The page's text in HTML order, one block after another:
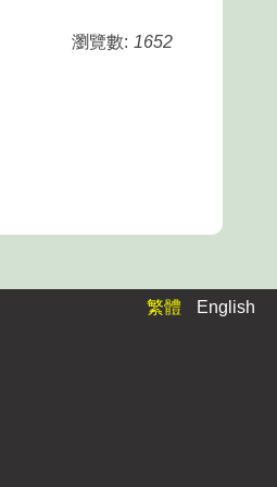
瀏覽數: 1652
繁體 English